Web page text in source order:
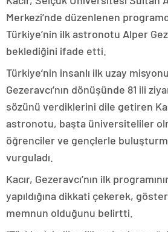
Merkezi’nde düzenlenen
Türkiye’nin ilk astronotu Alper
beklediğini ifade etti.
Türkiye’nin insanlı ilk uzay
Gezeravcı’nın dönüşünde 81 ili
sözünü verdiklerini dile getiren
astronotu, başta üniversiteliler
öğrenciler ve gençlerle
vurguladı.
Kacır, Gezeravcı’nın ilk
yapıldığına dikkati çekerek,
memnun olduğunu belirtti.